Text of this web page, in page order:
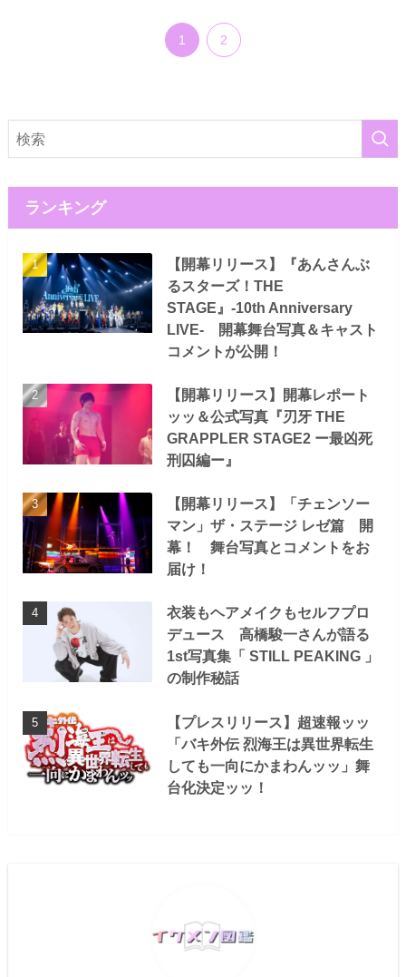
1 2
ランキング
【開幕リリース】『あんさんぶ
るスターズ！THE
STAGE』-10th Anniversary
LIVE- 開幕舞台写真＆キャスト
コメントが公開！
【開幕リリース】開幕レポート
ッッ＆公式写真『刃牙 THE
GRAPPLER STAGE2 ー最凶死
刑囚編ー』
【開幕リリース】「チェンソー
マン」ザ・ステージ レゼ篇 開
幕！ 舞台写真とコメントをお
届け！
衣装もヘアメイクもセルフプロ
デュース 高橋駿一さんが語る
1st写真集「 STILL PEAKING 」
の制作秘話
【プレスリリース】超速報ッッ
「バキ外伝 烈海王は異世界転生
しても一向にかまわんッッ」舞
台化決定ッッ！